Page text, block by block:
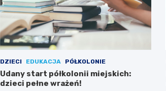
DZIECI EDUKACJA PÓŁKOLONIE
Udany start półkolonii miejskich:
dzieci pełne wrażeń!